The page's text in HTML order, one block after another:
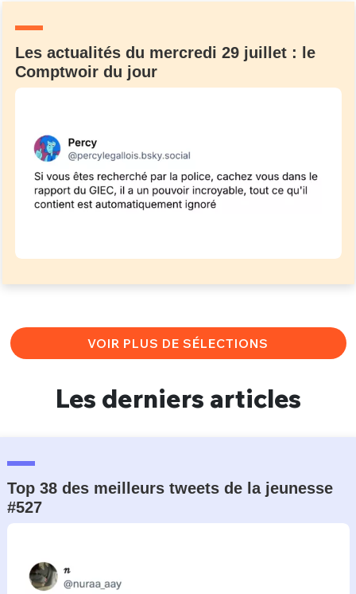
Les actualités du mercredi 29 juillet : le
Comptwoir du jour
VOIR PLUS DE SÉLECTIONS
Les derniers articles
Top 38 des meilleurs tweets de la jeunesse
#527